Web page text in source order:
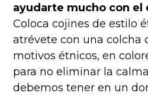
ayudarte mucho con
Coloca cojines de estilo
atrévete con una colcha
motivos étnicos, en
para no eliminar la
debemos tener en un